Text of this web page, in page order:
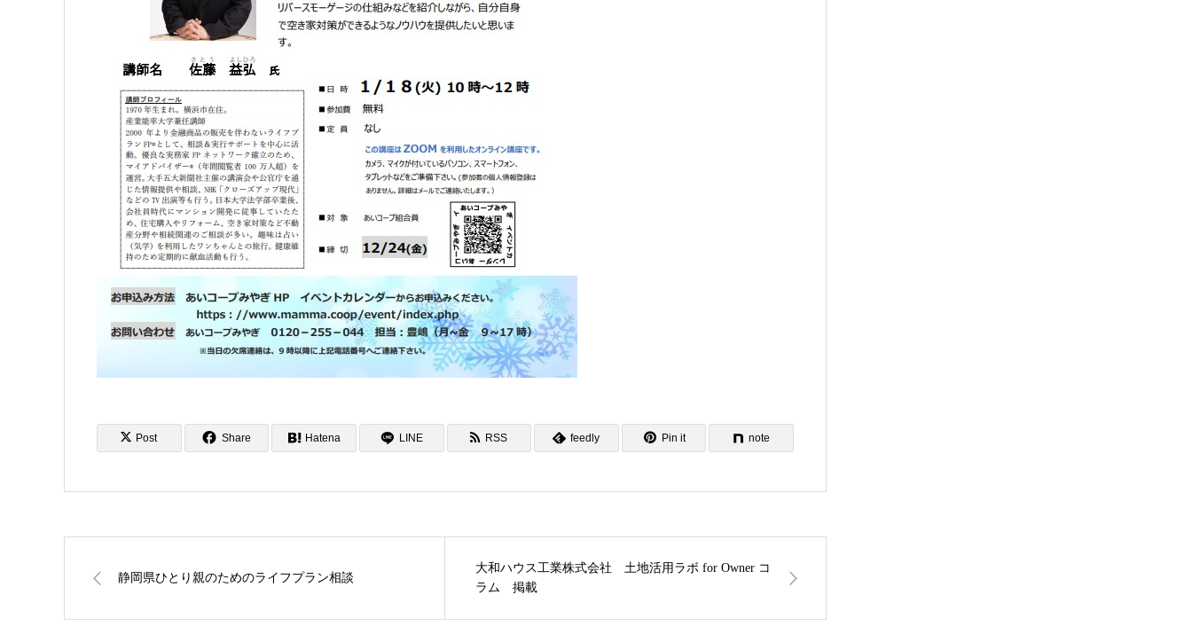
Post Share Hatena LINE RSS feedly Pin it note
静岡県ひとり親のためのライフプラン相談
大和ハウス工業株式会社 土地活用ラボ for Owner コ
ラム 掲載